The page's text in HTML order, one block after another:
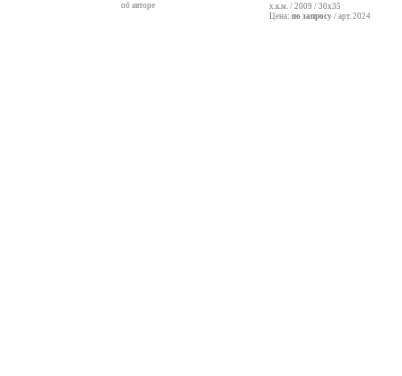
об авторе
х.к.м. / 2009 / 30х35
Цена: по запросу / арт. 2024